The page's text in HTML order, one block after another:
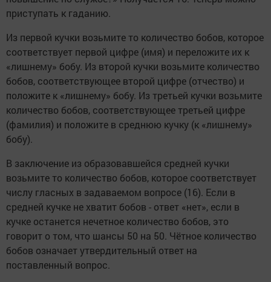
приступать к гаданию.
Из первой кучки возьмите то количество бобов, которое
соответствует первой цифре (имя) и переложите их к
«лишнему» бобу. Из второй кучки возьмите количество
бобов, соответствующее второй цифре (отчество) и
положите к «лишнему» бобу. Из третьей кучки возьмите
количество бобов, соответствующее третьей цифре
(фамилия) и положите в среднюю кучку (к «лишнему»
бобу).
В заключение из образовавшейся средней кучки
возьмите то количество бобов, которое соответствует
числу гласных в задаваемом вопросе (16). Если в
средней кучке не хватит бобов - ответ «нет», если в
кучке останется нечетное количество бобов, это
говорит о том, что шансы 50 на 50. Чётное количество
бобов означает утвердительный ответ на
поставленный вопрос.